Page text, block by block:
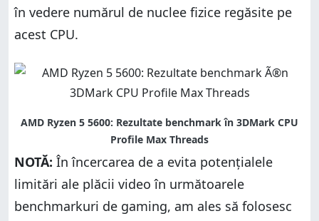
în vedere numărul de nuclee fizice regăsite pe
acest CPU.
NOTĂ: În încercarea de a evita potențialele
limitări ale plăcii video în următoarele
benchmarkuri de gaming, am ales să folosesc